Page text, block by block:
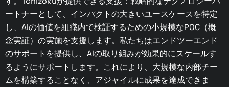
ートナーとして、インパクトの大きいユースケースを特定
し、AIの価値を組織内で検証するための小規模なPOC（概
念実証）の実施を支援します。私たちはエンドツーエンド
のサポートを提供し、AIの取り組みが効果的にスケールす
るようにサポートします。これにより、大規模な内部チー
ムを構築することなく、アジャイルに成果を達成できま